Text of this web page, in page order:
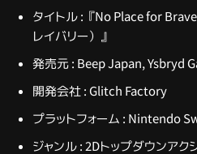
タイトル : 『No Place for
レイバリー）』
発売元 : Beep Japan, Ysbryd
開発会社 : Glitch Factory
プラットフォーム : Nintendo
ジャンル : 2Dトップダウンアク